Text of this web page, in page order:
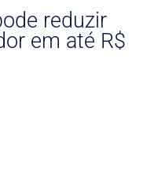
reduzir
em até R$